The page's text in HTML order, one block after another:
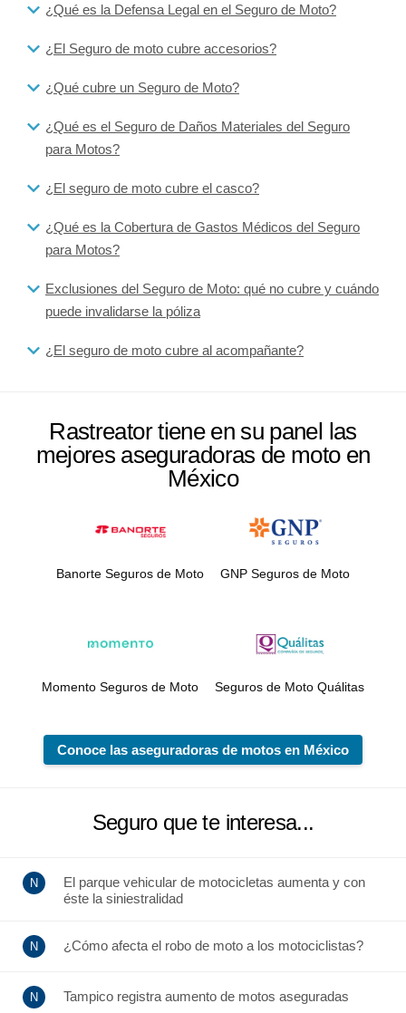
¿Qué es la Defensa Legal en el Seguro de Moto?
¿El Seguro de moto cubre accesorios?
¿Qué cubre un Seguro de Moto?
¿Qué es el Seguro de Daños Materiales del Seguro
para Motos?
¿El seguro de moto cubre el casco?
¿Qué es la Cobertura de Gastos Médicos del Seguro
para Motos?
Exclusiones del Seguro de Moto: qué no cubre y cuándo
puede invalidarse la póliza
¿El seguro de moto cubre al acompañante?
Rastreator tiene en su panel las
mejores aseguradoras de moto en
México
Banorte Seguros de Moto GNP Seguros de Moto
Momento Seguros de Moto Seguros de Moto Quálitas
Conoce las aseguradoras de motos en México
Seguro que te interesa...
El parque vehicular de motocicletas aumenta y con
éste la siniestralidad
¿Cómo afecta el robo de moto a los motociclistas?
Tampico registra aumento de motos aseguradas